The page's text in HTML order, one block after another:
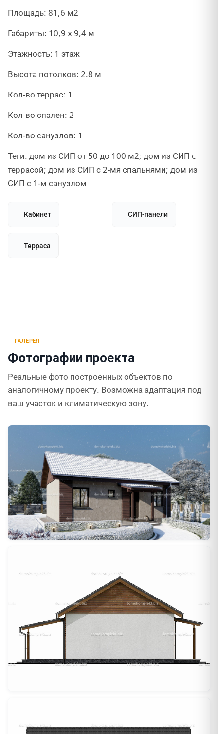
Площадь: 81,6 м2
Габариты: 10,9 x 9,4 м
Этажность: 1 этаж
Высота потолков: 2.8 м
Кол-во террас: 1
Кол-во спален: 2
Кол-во санузлов: 1
Теги: дом из СИП от 50 до 100 м2; дом из СИП c
террасой; дом из СИП с 2-мя спальнями; дом из
СИП с 1-м санузлом
Кабинет СИП-панели
Терраса
ГАЛЕРЕЯ
Фотографии проекта
Реальные фото построенных объектов по
аналогичному проекту. Возможна адаптация под
ваш участок и климатическую зону.